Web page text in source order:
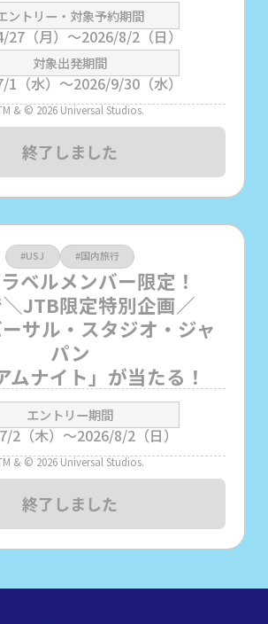
ントリー・対象予約期間
27（月）～2026/8/2（日）
対象出発期間
1（水）～2026/9/30（水）
& © 2026 Universal Studios.
終了しました
#USJ #国内旅行
ベルメンバー限定！
JTB限定特別企画／
ーサル・スタジオ・ジャ
パン
ムナイト」が当たる！
エントリー期間
2（木）～2026/8/2（日）
& © 2026 Universal Studios.
終了しました